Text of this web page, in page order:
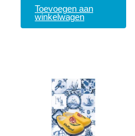
Toevoegen aan
winkelwagen